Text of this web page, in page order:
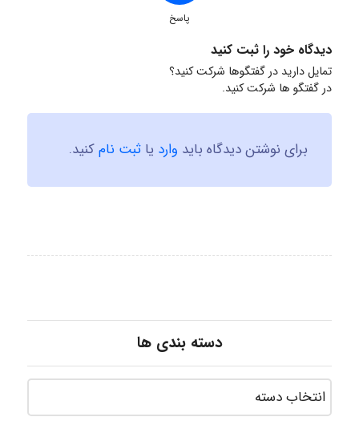
پاسخ
دیدگاه خود را ثبت کنید
تمایل دارید در گفتگوها شرکت کنید؟
در گفتگو ها شرکت کنید.
برای نوشتن دیدگاه باید وارد یا ثبت نامکنید.
دسته بندی ها